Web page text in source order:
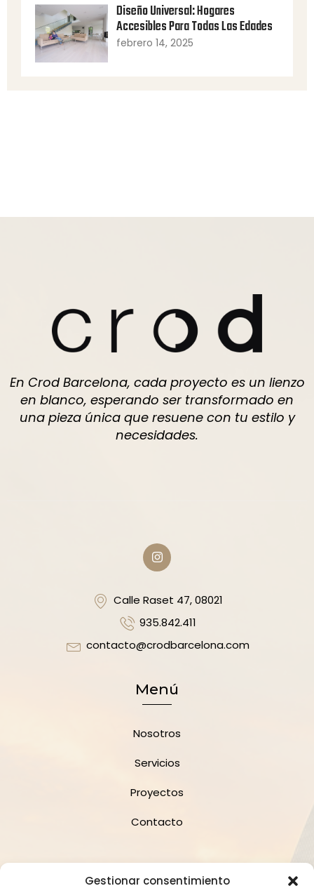
Gestionar consentimiento
Diseño Universal: Hogares
Accesibles Para Todas Las Edades
febrero 14, 2025
En Crod Barcelona, cada proyecto es un lienzo
en blanco, esperando ser transformado en
una pieza única que resuene con tu estilo y
necesidades.
Calle Raset 47, 08021
935.842.411
contacto@crodbarcelona.com
Menú
Nosotros
Servicios
Proyectos
Contacto
Suscríbete a la Newsletter